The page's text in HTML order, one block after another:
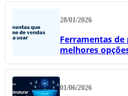
28/01/2026
Ferramentas de
melhores
01/06/2026